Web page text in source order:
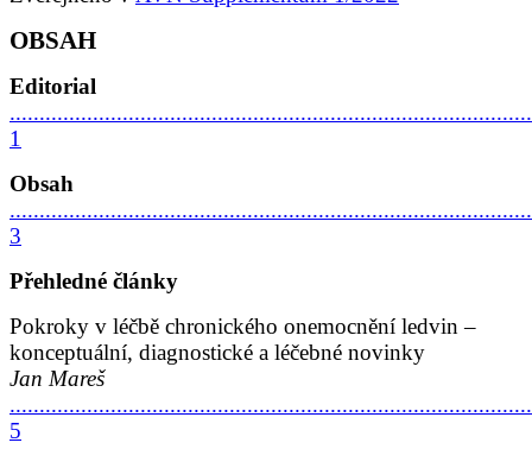
OBSAH
Editorial
1
Obsah
3
Přehledné články
Pokroky v léčbě chronického onemocnění ledvin –
konceptuální, diagnostické a léčebné novinky
Jan Mareš
5